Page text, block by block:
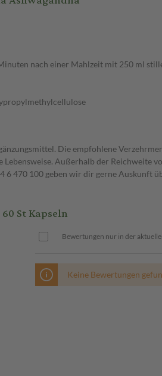
nach einer Mahlzeit mit 250 ml
Die empfohlene
Lebensweise. Außerhalb der
6 470 100 geben wir dir gerne Auskunft
St Kapseln
Bewertungen nur in der
Keine Bewertungen